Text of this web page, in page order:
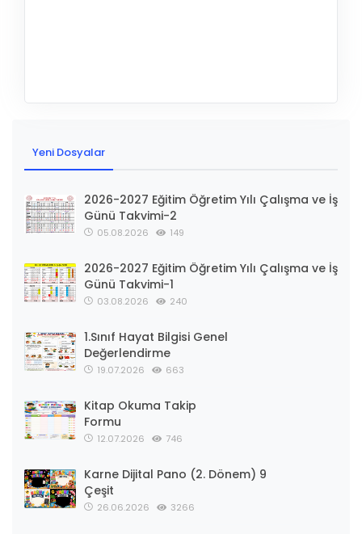
Yeni Dosyalar
2026-2027 Eğitim Öğretim Yılı Çalışma ve İş
Günü Takvimi-2
05.08.2026 149
2026-2027 Eğitim Öğretim Yılı Çalışma ve İş
Günü Takvimi-1
03.08.2026 240
1.Sınıf Hayat Bilgisi Genel
Değerlendirme
19.07.2026 663
Kitap Okuma Takip
Formu
12.07.2026 746
Karne Dijital Pano (2. Dönem) 9
Çeşit
26.06.2026 3266